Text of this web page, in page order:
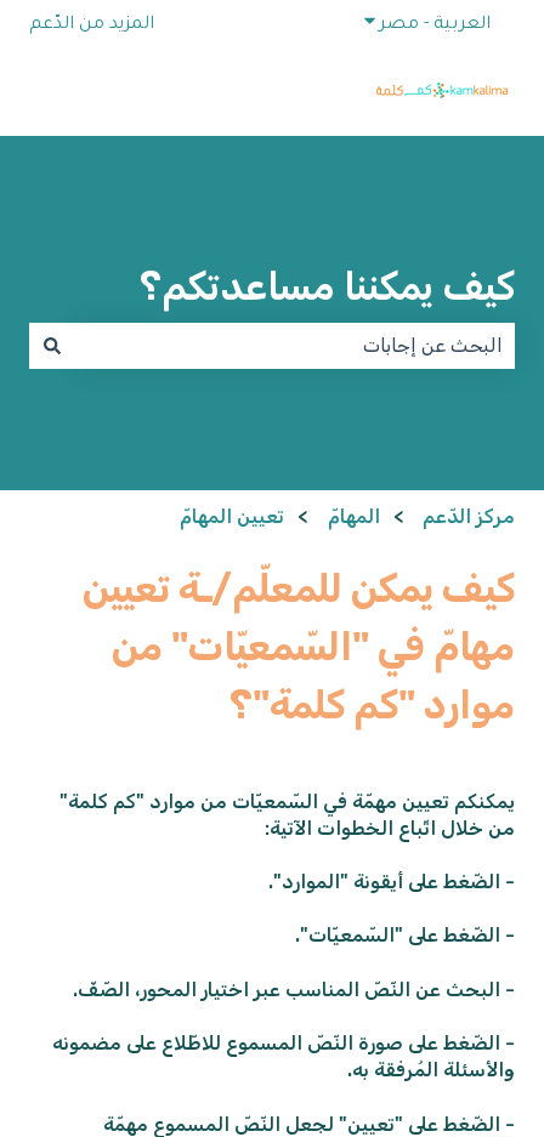
العربية - مصر إظهار القائمة الفرعية للترجماتالمزيد من الدّعم
كيف يمكننا مساعدتكم؟
مركز الدّعم المهامّ تعيين المهامّ
كيف يمكن للمعلّم/ـة تعيين
مهامّ في "السّمعيّات" من
موارد "كم كلمة"؟
يمكنكم تعيين مهمّة في السّمعيّات من موارد "كم كلمة"
من خلال اتّباع الخطوات الآتية:
- الضّغط على أيقونة "الموارد".
- الضّغط على "السّمعيّات".
- البحث عن النّصّ المناسب عبر اختيار المحور، الصّفّ.
- الضّغط على صورة النّصّ المسموع للاطّلاع على مضمونه
والأسئلة المُرفقة به.
- الضّغط على "تعيين" لجعل النّصّ المسموع مهمّة